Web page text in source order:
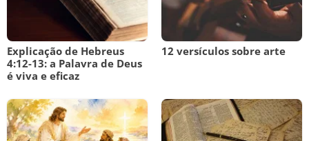
Explicação de Hebreus
4:12-13: a Palavra de Deus
é viva e eficaz
12 versículos sobre arte